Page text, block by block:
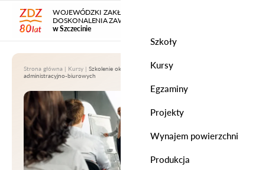
WOJEWÓDZKI ZAKŁAD
DOSKONALENIA ZAWODOWEGO
w Szczecinie
Szkoły
Kursy
Egzaminy
Projekty
Wynajem powierzchni
Produkcja
Strona główna | Kursy | Szkolenie okresowe BHP dla pracowników
administracyjno-biurowych